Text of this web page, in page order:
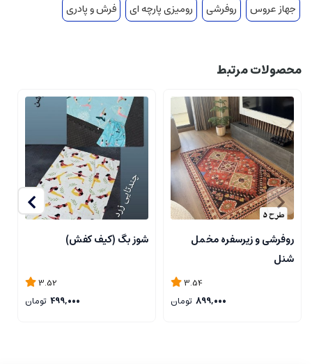
جهاز عروس
روفرشی رومیزی پارچه ای فرش و پادری
محصولات مرتبط
روفرشی و زیرسفره مخمل
شنل
3.54
899,000 تومان
شوز بگ (کیف کفش)
3.52
499,000 تومان